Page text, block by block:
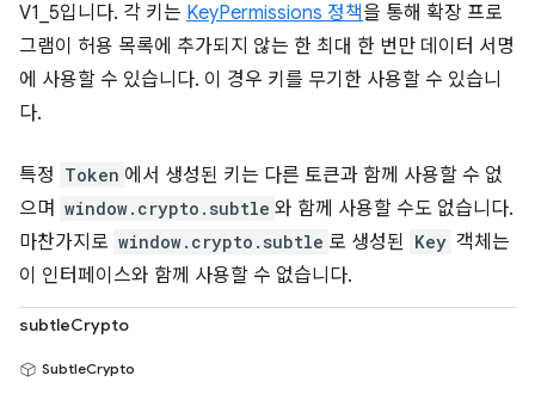
V1_5입니다. 각 키는 KeyPermissions 정책을 통해 확장 프로
그램이 허용 목록에 추가되지 않는 한 최대 한 번만 데이터 서명
에 사용할 수 있습니다. 이 경우 키를 무기한 사용할 수 있습니
다.
특정 Token 에서 생성된 키는 다른 토큰과 함께 사용할 수 없
으며 window.crypto.subtle 와 함께 사용할 수도 없습니다.
마찬가지로 window.crypto.subtle 로 생성된 Key 객체는
이 인터페이스와 함께 사용할 수 없습니다.
subtleCrypto
SubtleCrypto